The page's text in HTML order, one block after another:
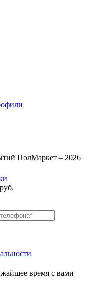
ПолМаркет – 2026
время с вами